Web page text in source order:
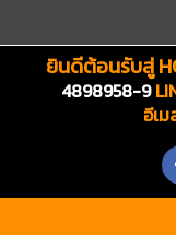
ยินดีต้อนรับสู่
4898958-9
อีเม